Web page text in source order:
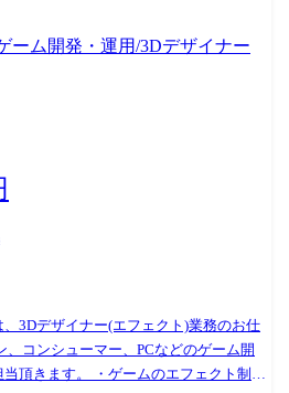
まで実績や適性に合わせていずれかの
プ企業と安定的な取引を行っておりま
会社だけでは実現できない多彩なスキル
ーム開発・運用/3Dデザイナー
3Dデザイナー(エフェクト)業務のお仕
コンシューマー、PCなどのゲーム開
ムのエフェクト制作